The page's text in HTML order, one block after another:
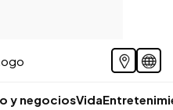
y negociosVida